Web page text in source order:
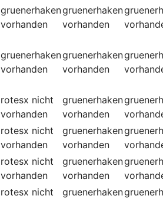
gruenerhaken
vorhanden
gruenerhaken
vorhanden
gruenerhaken
vorhanden
gruenerhaken
vorhanden
rotesx nicht
vorhanden
gruenerhaken
vorhanden
rotesx nicht
vorhanden
gruenerhaken
vorhanden
rotesx nicht
vorhanden
gruenerhaken
vorhanden
rotesx nicht gruenerhaken